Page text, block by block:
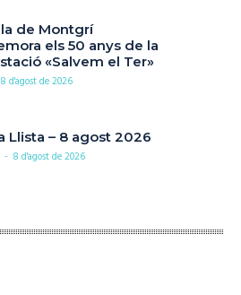
de Montgrí
els 50 anys de la
«Salvem el Ter»
8 d'agost de 2026
Llista – 8 agost 2026
- 8 d'agost de 2026